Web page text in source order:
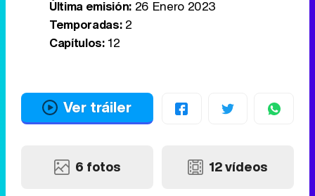
Última emisión:26 Enero 2023
Temporadas:2
Capítulos:12
Ver tráiler
6 fotos 12 vídeos